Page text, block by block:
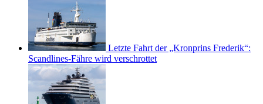
Letzte Fahrt der „Kronprins Frederik“:
Scandlines-Fähre wird verschrottet